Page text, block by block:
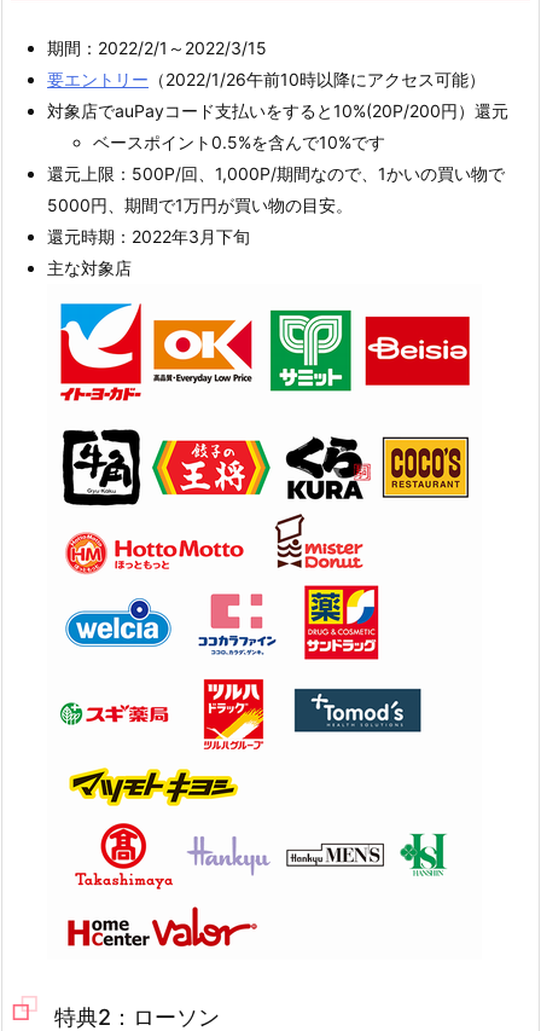
期間：2022/2/1～2022/3/15
要エントリー （2022/1/26午前10時以降にアクセス可能）
対象店でauPayコード支払いをすると10%(20P/200円）還元
ベースポイント0.5%を含んで10%です
還元上限：500P/回、1,000P/期間なので、1かいの買い物で
5000円、期間で1万円が買い物の目安。
還元時期：2022年3月下旬
主な対象店
特典2：ローソン